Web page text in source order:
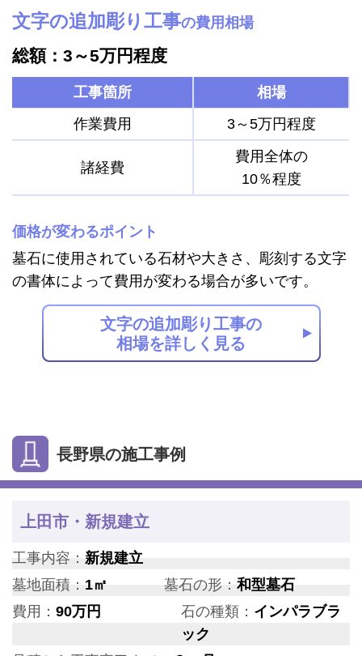
文字の追加彫り工事の費用相場
総額：3～5万円程度
工事箇所
相場
作業費用
3～5万円程度
諸経費
費用全体の
10％程度
価格が変わるポイント
墓石に使用されている石材や大きさ、彫刻する文字
の書体によって費用が変わる場合が多いです。
文字の追加彫り工事の
相場を詳しく見る
長野県の施工事例
上田市・新規建立
工事内容： 新規建立
墓地面積： 1㎡ 墓石の形：和型墓石
費用： 90万円 石の種類： インパラブラ
ック